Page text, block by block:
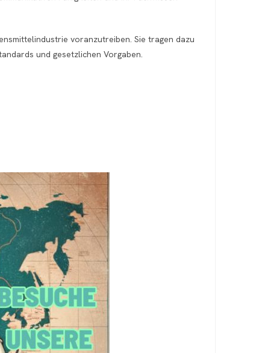
voranzutreiben. Sie tragen dazu
und gesetzlichen Vorgaben.